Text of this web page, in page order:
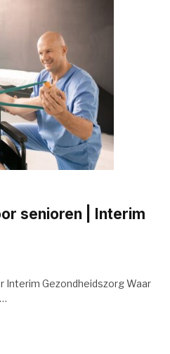
senioren | Interim
Gezondheidszorg Waar